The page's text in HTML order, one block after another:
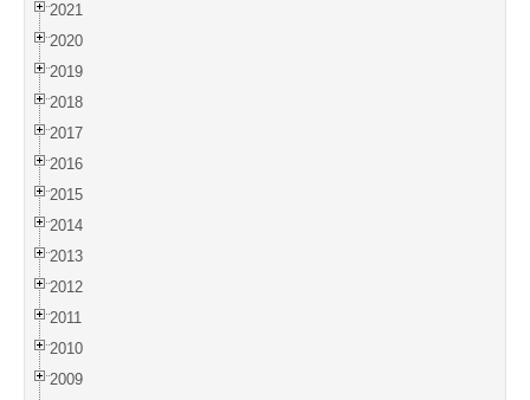
2021
2020
2019
2018
2017
2016
2015
2014
2013
2012
2011
2010
2009